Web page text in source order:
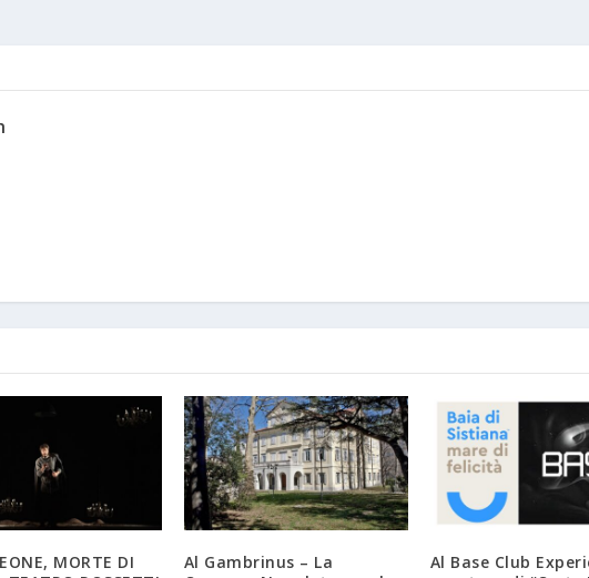
MORTE DI
Al Gambrinus – La
Al Base Club